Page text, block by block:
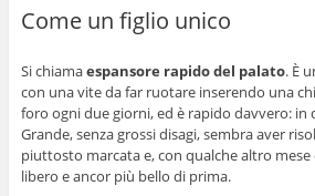
Come un figlio unico
Si chiamaespansore rapido del palato. È
con una vite da far ruotare inserendo una
foro ogni due giorni, ed è rapido davvero: in
Grande, senza grossi disagi, sembra aver
piuttosto marcata e, con qualche altro
libero e ancor più bello di prima.